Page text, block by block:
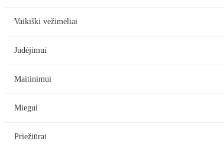
Vaikiški vežimėliai
Judėjimui
Maitinimui
Miegui
Priežiūrai